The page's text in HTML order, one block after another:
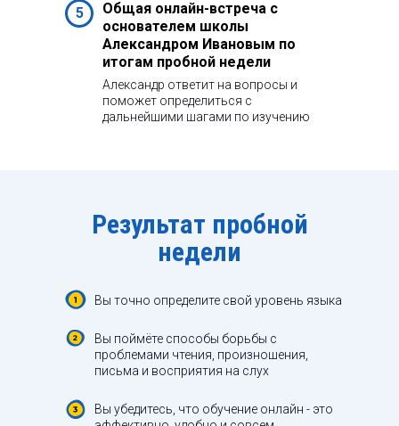
Общая онлайн-встреча с
основателем школы
Александром Ивановым по
итогам пробной недели
5
Александр ответит на вопросы и
поможет определиться с
дальнейшими шагами по изучению
Результат пробной
недели
Вы точно определите свой уровень языка
Вы поймёте способы борьбы с
проблемами чтения, произношения,
письма и восприятия на слух
Вы убедитесь, что обучение онлайн - это